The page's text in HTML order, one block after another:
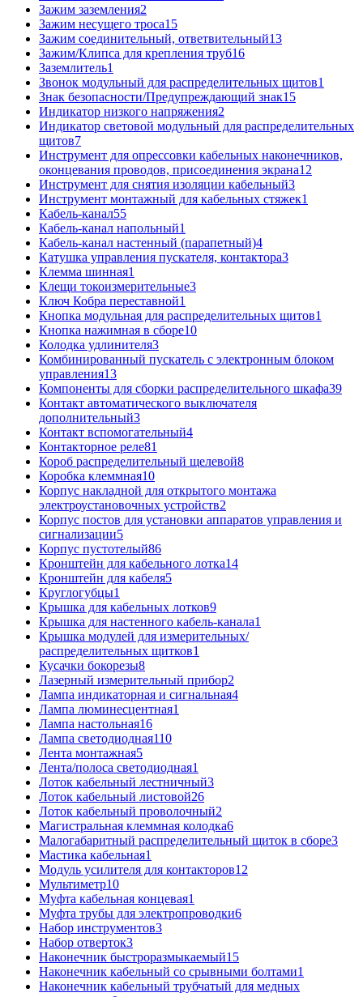
Зажим заземления2
Зажим несущего троса15
Зажим соединительный, ответвительный13
Зажим/Клипса для крепления труб16
Заземлитель1
Звонок модульный для распределительных щитов1
Знак безопасности/Предупреждающий знак15
Индикатор низкого напряжения2
Индикатор световой модульный для распределительных
щитов7
Инструмент для опрессовки кабельных наконечников,
оконцевания проводов, присоединения экрана12
Инструмент для снятия изоляции кабельный3
Инструмент монтажный для кабельных стяжек1
Кабель-канал55
Кабель-канал напольный1
Кабель-канал настенный (парапетный)4
Катушка управления пускателя, контактора3
Клемма шинная1
Клещи токоизмерительные3
Ключ Кобра переставной1
Кнопка модульная для распределительных щитов1
Кнопка нажимная в сборе10
Колодка удлинителя3
Комбинированный пускатель с электронным блоком
управления13
Компоненты для сборки распределительного шкафа39
Контакт автоматического выключателя
дополнительный3
Контакт вспомогательный4
Контакторное реле81
Короб распределительный щелевой8
Коробка клеммная10
Корпус накладной для открытого монтажа
электроустановочных устройств2
Корпус постов для установки аппаратов управления и
сигнализации5
Корпус пустотелый86
Кронштейн для кабельного лотка14
Кронштейн для кабеля5
Круглогубцы1
Крышка для кабельных лотков9
Крышка для настенного кабель-канала1
Крышка модулей для измерительных/
распределительных щитков1
Кусачки бокорезы8
Лазерный измерительный прибор2
Лампа индикаторная и сигнальная4
Лампа люминесцентная1
Лампа настольная16
Лампа светодиодная110
Лента монтажная5
Лента/полоса светодиодная1
Лоток кабельный лестничный3
Лоток кабельный листовой26
Лоток кабельный проволочный2
Магистральная клеммная колодка6
Малогабаритный распределительный щиток в сборе3
Мастика кабельная1
Модуль усилителя для контакторов12
Мультиметр10
Муфта кабельная концевая1
Муфта трубы для электропроводки6
Набор инструментов3
Набор отверток3
Наконечник быстроразмыкаемый15
Наконечник кабельный со срывными болтами1
Наконечник кабельный трубчатый для медных